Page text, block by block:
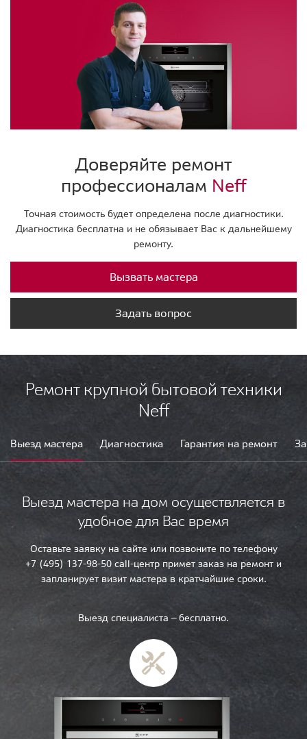
Доверяйте ремонт
профессионалам Neff
Точная стоимость будет определена после диагностики.
Диагностика бесплатна и не обязывает Вас к дальнейшему
ремонту.
Вызвать мастера
Задать вопрос
Ремонт крупной бытовой техники
Neff
Выезд мастера Диагностика Гарантия на ремонт
Выезд мастера на дом осуществляется в
удобное для Вас время
Оставьте заявку на сайте или позвоните по телефону
+7 (495) 137-98-50 call-центр примет заказ на ремонт и
запланирует визит мастера в кратчайшие сроки.
Выезд специалиста — бесплатно.